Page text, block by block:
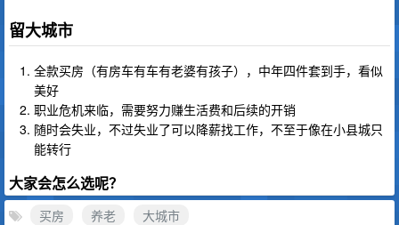
留大城市
全款买房（有房车有车有老婆有孩子），中年四件套到手，看似
美好
职业危机来临，需要努力赚生活费和后续的开销
随时会失业，不过失业了可以降薪找工作，不至于像在小县城只
能转行
大家会怎么选呢？
买房 养老
大城市